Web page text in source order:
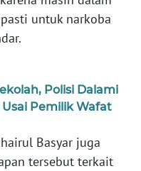
untuk narkoba
Polisi Dalami
Pemilik Wafat
Basyar juga
tersebut terkait